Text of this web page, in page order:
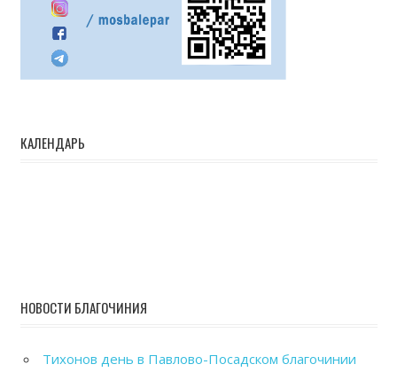
КАЛЕНДАРЬ
НОВОСТИ БЛАГОЧИНИЯ
Тихонов день в Павлово-Посадском благочинии